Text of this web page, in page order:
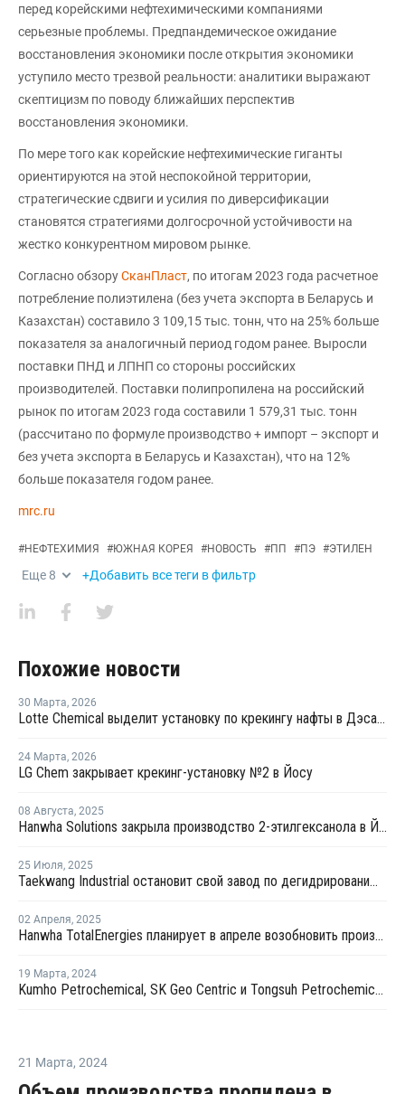
перед корейскими нефтехимическими компаниями
серьезные проблемы. Предпандемическое ожидание
восстановления экономики после открытия экономики
уступило место трезвой реальности: аналитики выражают
скептицизм по поводу ближайших перспектив
восстановления экономики.
По мере того как корейские нефтехимические гиганты
ориентируются на этой неспокойной территории,
стратегические сдвиги и усилия по диверсификации
становятся стратегиями долгосрочной устойчивости на
жестко конкурентном мировом рынке.
Согласно обзоруСканПласт, по итогам 2023 года расчетное
потребление полиэтилена (без учета экспорта в Беларусь и
Казахстан) составило 3 109,15 тыс. тонн, что на 25% больше
показателя за аналогичный период годом ранее. Выросли
поставки ПНД и ЛПНП со стороны российских
производителей. Поставки полипропилена на российский
рынок по итогам 2023 года составили 1 579,31 тыс. тонн
(рассчитано по формуле производство + импорт – экспорт и
без учета экспорта в Беларусь и Казахстан), что на 12%
больше показателя годом ранее.
mrc.ru
#НЕФТЕХИМИЯ #ЮЖНАЯ КОРЕЯ #НОВОСТЬ #ПП #ПЭ #ЭТИЛЕН
Еще 8 +Добавить все теги в фильтр
Похожие новости
30 Марта, 2026
Lotte Chemical выделит установку по крекингу нафты в Дэсане и объединится с HD Hyundai Chemical
24 Марта, 2026
LG Chem закрывает крекинг-установку №2 в Йосу
08 Августа, 2025
Hanwha Solutions закрыла производство 2-этилгексанола в Йосу
25 Июля, 2025
Taekwang Industrial остановит свой завод по дегидрированию пропана в Южной Корее
02 Апреля, 2025
Hanwha TotalEnergies планирует в апреле возобновить производство на крекинг-установке в Даэсане
19 Марта, 2024
Kumho Petrochemical, SK Geo Centric и Tongsuh Petrochemical создадут цепочку поставок биомономеров
21 Марта, 2024